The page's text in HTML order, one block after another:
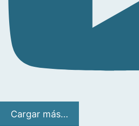
Cargar más...